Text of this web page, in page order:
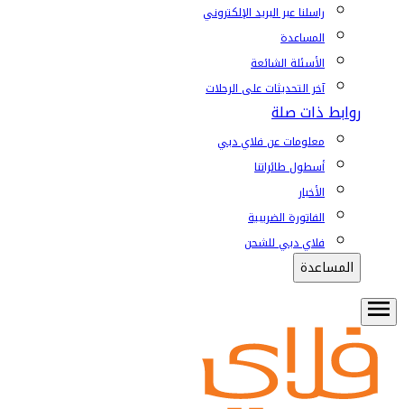
راسلنا عبر البريد الإلكتروني
المساعدة
الأسئلة الشائعة
آخر التحديثات على الرحلات
روابط ذات صلة
معلومات عن فلاي دبي
أسطول طائراتنا
الأخبار
الفاتورة الضريبية
فلاي دبي للشحن
المساعدة